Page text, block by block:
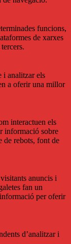
funcions,
de xarxes
i analitzar els
a oferir una millor
interactuen els
informació sobre
de rebots, font de
anuncis i
fan un
per oferir
d’analitzar i